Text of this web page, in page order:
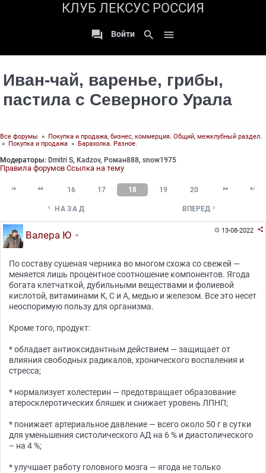
КЛУБ ЛЕКСУС РОССИЯ
 Войти search 
Иван-чай, варенье, грибы,
пастила с Северного Урала
Все форумы » Покупка и продажа, бизнес, коммерция. Общий, межклубный раздел.
» Покупка и продажа » Барахолка. Разное.
Модераторы: Dmitri S, Kadzov, Роман888, snow1975
Правила форумов Ссылка на тему
  16 17 18 19 20  
 НАЗАД ВПЕРЕД 
13-08-2022 
Валера Ю
По составу сушеная черника во многом схожа со свежей —
меняется лишь процентное соотношение компонентов. Ягода
богата клетчаткой, дубильными веществами и фолиевой
кислотой, витаминами К, С и А, медью и железом. Все это несет
неоспоримую пользу для организма.
Кроме того, продукт:
* обладает антиоксидантным действием — защищает от
влияния свободных радикалов, хронического воспаления и
стресса;
* нормализует холестерин — предотвращает образование
атеросклеротических бляшек и снижает уровень ЛПНП;
* понижает артериальное давление — всего около 50 г в сутки
для уменьшения систолического АД на 6 % и диастолического
– на 4 %;
* улучшает работу головного мозга — ягода не только